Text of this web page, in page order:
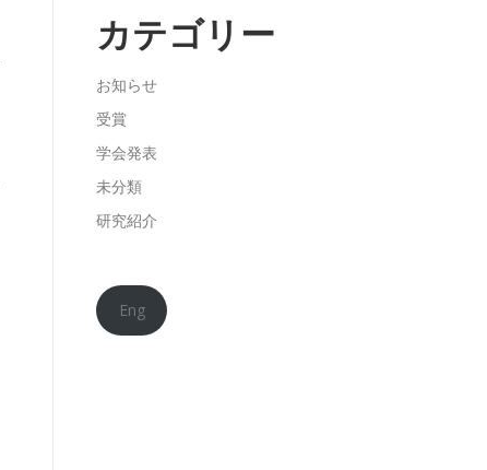
カテゴリー
お知らせ
受賞
学会発表
未分類
研究紹介
Eng